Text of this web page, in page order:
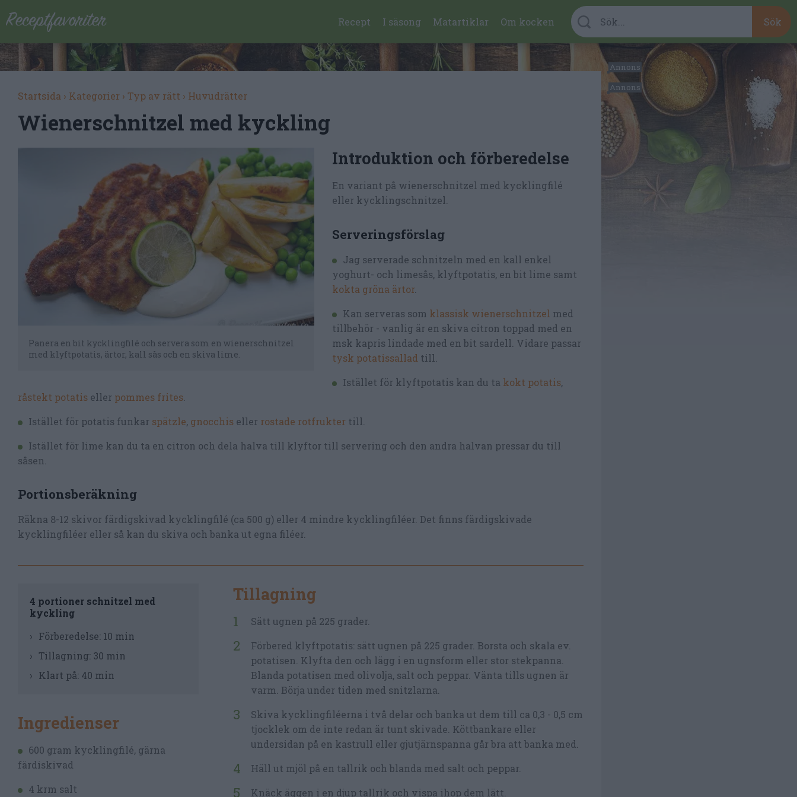
Recept I säsong Matartiklar Om kocken
Startsida › Kategorier › Typ av rätt › Huvudrätter
Wienerschnitzel med kyckling
Panera en bit kycklingfilé och servera som en wienerschnitzel
med klyftpotatis, ärtor, kall sås och en skiva lime.
Introduktion och förberedelse
En variant på wienerschnitzel med kycklingfilé
eller kycklingschnitzel.
Serveringsförslag
Jag serverade schnitzeln med en kall enkel
yoghurt- och limesås, klyftpotatis, en bit lime samt
kokta gröna ärtor.
Kan serveras som klassisk wienerschnitzel med
tillbehör - vanlig är en skiva citron toppad med en
msk kapris lindade med en bit sardell. Vidare passar
tysk potatissallad till.
Istället för klyftpotatis kan du ta kokt potatis,
råstekt potatis eller pommes frites
Istället för potatis funkar spätzle, gnocchis eller rostade rotfrukter till.
Istället för lime kan du ta en citron och dela halva till klyftor till servering och den andra halvan pressar du till
såsen.
Portionsberäkning
Räkna 8-12 skivor färdigskivad kycklingfilé (ca 500 g) eller 4 mindre kycklingfiléer. Det finns färdigskivade
kycklingfiléer eller så kan du skiva och banka ut egna filéer.
4 portioner schnitzel med
kyckling
Förberedelse: 10 min
Tillagning: 30 min
Klart på: 40 min
Ingredienser
600 gram kycklingfilé, gärna
färdiskivad
4 krm salt
Tillagning
Sätt ugnen på 225 grader.
Förbered klyftpotatis: sätt ugnen på 225 grader. Borsta och skala ev.
potatisen. Klyfta den och lägg i en ugnsform eller stor stekpanna.
Blanda potatisen med olivolja, salt och peppar. Vänta tills ugnen är
varm. Börja under tiden med snitzlarna.
Skiva kycklingfiléerna i två delar och banka ut dem till ca 0,3 - 0,5 cm
tjocklek om de inte redan är tunt skivade. Köttbankare eller
undersidan på en kastrull eller gjutjärnspanna går bra att banka med.
Häll ut mjöl på en tallrik och blanda med salt och peppar.
Knäck äggen i en djup tallrik och vispa ihop dem lätt.